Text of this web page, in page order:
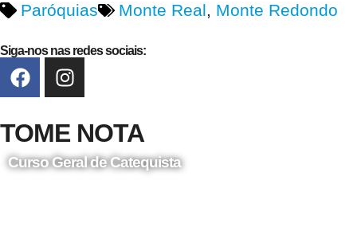
Paróquias
Monte Real, Monte Redondo
Siga-nos nas redes sociais:
TOME NOTA
Curso Geral de Catequista